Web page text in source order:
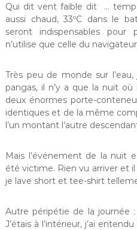
Qui dit vent faible dit …
aussi chaud, 33ºC dans le
seront indispensables pour
n’utilise que celle du
Très peu de monde sur
pangas, il n’y a que la nuit
deux énormes porte-
identiques et de la même
l’un montant l’autre
Mais l’événement de la nuit
été victime. Rien vu arriver et
je lave short et tee-shirt
Autre péripétie de la journée
J’étais à l’intérieur, j’ai